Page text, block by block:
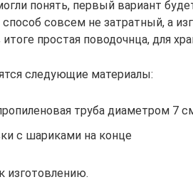
понять, первый вариант
совсем не затратный, а
итоге простая поводочнца, для
следующие материалы:
труба диаметром 7
с шариками на конце
изготовлению.